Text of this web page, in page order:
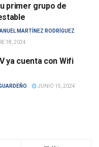
primer grupo de
MARTÍNEZ RODRÍGUEZ
18, 2024
ya cuenta con Wifi
JUNIO 15, 2024